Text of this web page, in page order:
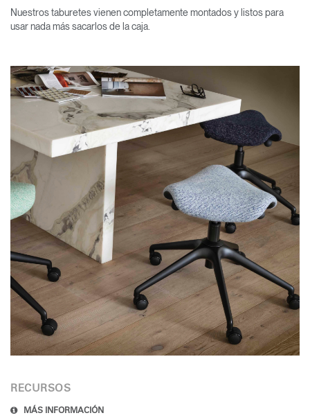
Nuestros taburetes vienen completamente montados y listos para
usar nada más sacarlos de la caja.
RECURSOS
MÁS INFORMACIÓN